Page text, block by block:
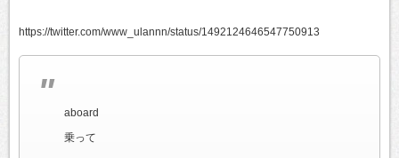
https://twitter.com/www_ulannn/status/1492124646547750913
aboard
乗って